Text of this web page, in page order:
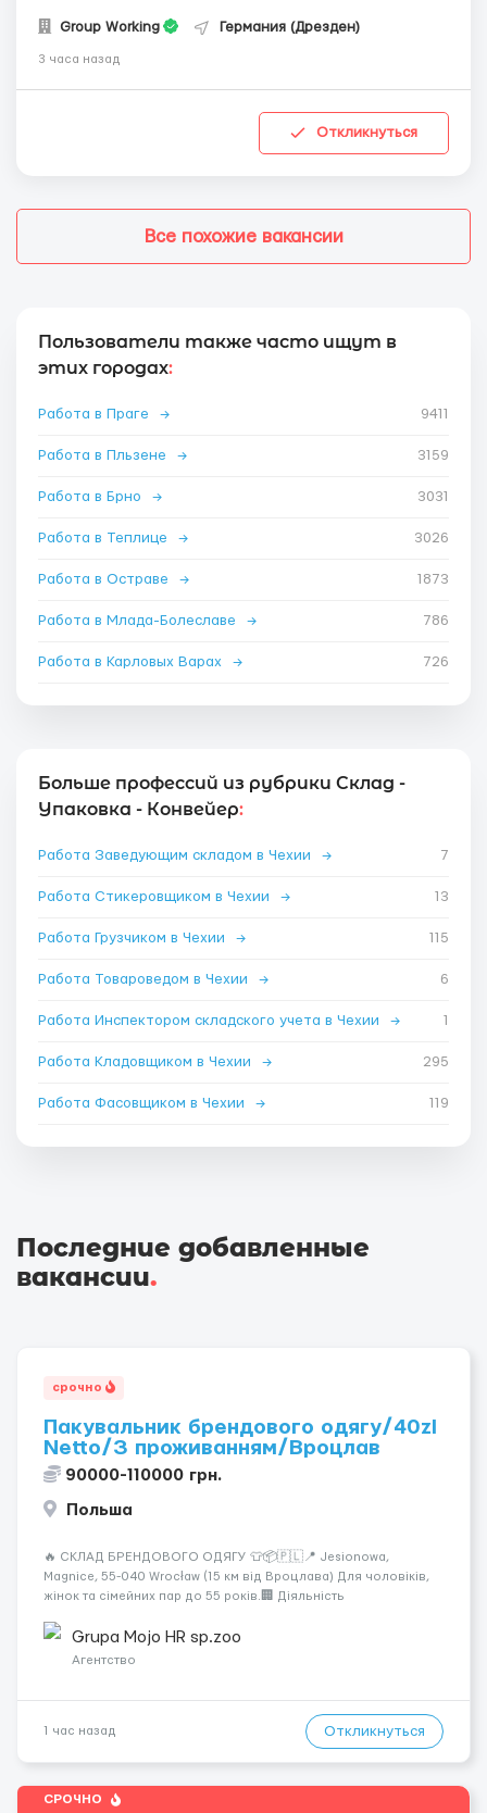
Group Working Германия (Дрезден)
3 часа назад
Откликнуться
Все похожие вакансии
Пользователи также часто ищут в
этих городах:
Работа в Праге → 9411
Работа в Пльзене → 3159
Работа в Брно → 3031
Работа в Теплице → 3026
Работа в Остраве → 1873
Работа в Млада-Болеславе → 786
Работа в Карловых Варах → 726
Больше профессий из рубрики Склад -
Упаковка - Конвейер:
Работа Заведующим складом в Чехии → 7
Работа Стикеровщиком в Чехии → 13
Работа Грузчиком в Чехии → 115
Работа Товароведом в Чехии → 6
Работа Инспектором складского учета в Чехии → 1
Работа Кладовщиком в Чехии → 295
Работа Фасовщиком в Чехии → 119
Последние добавленные
вакансии.
срочно
Пакувальник брендового одягу/40zl
Netto/З проживанням/Вроцлав
90000-110000 грн.
Польша
🔥 СКЛАД БРЕНДОВОГО ОДЯГУ 👕📦🇵🇱📍 Jesionowa,
Magnice, 55-040 Wrocław (15 км від Вроцлава) Для чоловіків,
жінок та сімейних пар до 55 років.🏢 Діяльність
💰 Оплата праці:Umowa Zlecenia40 zł нетто/год — до 26
років30 zł нетто/год — стандартна ставка...
Grupa Mojo HR sp.zoo
Агентство
1 час назад Откликнуться
СРОЧНО